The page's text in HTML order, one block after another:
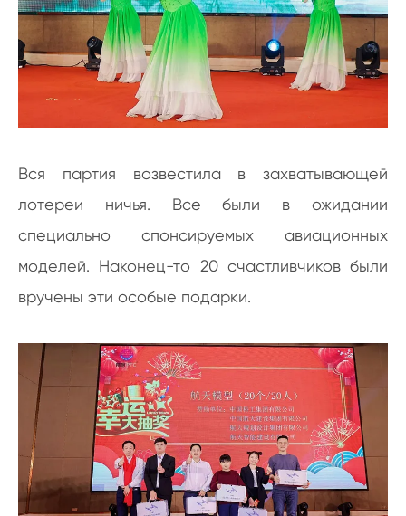
Вся партия возвестила в захватывающей
лотереи ничья. Все были в ожидании
специально спонсируемых авиационных
моделей. Наконец-то 20 счастливчиков были
вручены эти особые подарки.